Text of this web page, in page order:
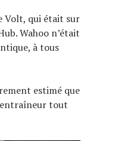
Volt, qui était sur
Wahoo n’était
à tous
estimé que
tout